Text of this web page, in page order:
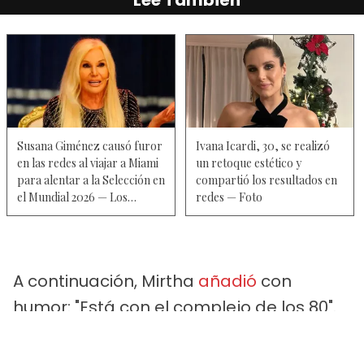
Susana Giménez causó furor
en las redes al viajar a Miami
para alentar a la Selección en
el Mundial 2026 — Los
comentarios por su
Ivana Icardi, 30, se realizó
un retoque estético y
compartió los resultados en
redes — Foto
A continuación, Mirtha añadió con
humor: "Está con el complejo de los 80".